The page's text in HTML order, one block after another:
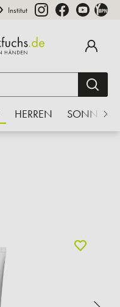
Institut
HERREN SONNE